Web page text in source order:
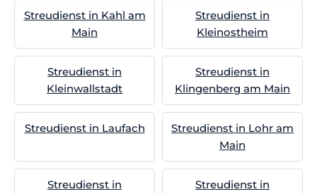
Streudienst in Kahl am
Main
Streudienst in
Kleinostheim
Streudienst in
Kleinwallstadt
Streudienst in
Klingenberg am Main
Streudienst in Laufach
Streudienst in Lohr am
Main
Streudienst in
Streudienst in